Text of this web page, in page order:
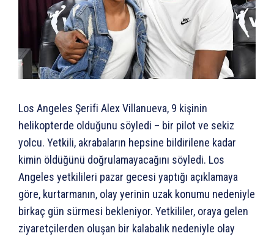
Los Angeles Şerifi Alex Villanueva, 9 kişinin
helikopterde olduğunu söyledi – bir pilot ve sekiz
yolcu. Yetkili, akrabaların hepsine bildirilene kadar
kimin öldüğünü doğrulamayacağını söyledi. Los
Angeles yetkilileri pazar gecesi yaptığı açıklamaya
göre, kurtarmanın, olay yerinin uzak konumu nedeniyle
birkaç gün sürmesi bekleniyor. Yetkililer, oraya gelen
ziyaretçilerden oluşan bir kalabalık nedeniyle olay